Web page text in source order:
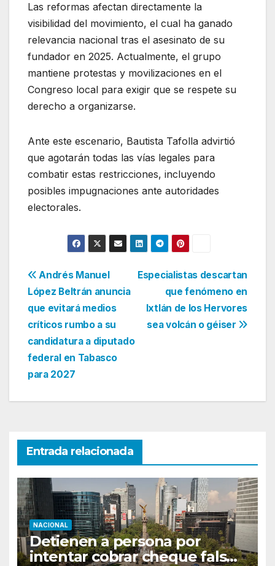
Las reformas afectan directamente la
visibilidad del movimiento, el cual ha ganado
relevancia nacional tras el asesinato de su
fundador en 2025. Actualmente, el grupo
mantiene protestas y movilizaciones en el
Congreso local para exigir que se respete su
derecho a organizarse.
Ante este escenario, Bautista Tafolla advirtió
que agotarán todas las vías legales para
combatir estas restricciones, incluyendo
posibles impugnaciones ante autoridades
electorales.
Navegación
de
entradas
Especialistas descartan
que fenómeno en
Ixtlán de los Hervores
sea volcán o géiser
Andrés Manuel
López Beltrán anuncia
que evitará medios
críticos rumbo a su
candidatura a diputado
federal en Tabasco
para 2027
Entrada relacionada
NACIONAL
Detienen a persona por
intentar cobrar cheque falso